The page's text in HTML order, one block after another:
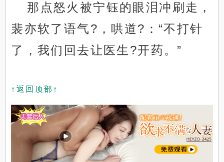
那点怒火被宁钰的眼泪冲刷走，
裴亦软了语气?，哄道?：“不打针
了，我们回去让医生?开药。”
↑返回顶部↑